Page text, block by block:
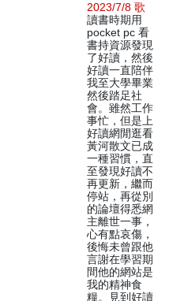
2023/7/8 歌
讀書時期用
pocket pc 看
書持資源發現
了好讀，然後
好讀一直陪伴
我至大學畢業
然後踏足社
會。雖然工作
事忙，但是上
好讀網閒逛看
黃河散文已成
一種習慣，直
至發現好讀不
再更新，繼而
停站，再從別
的論壇得悉網
主離世一事，
心有點哀傷，
後悔未曾跟他
言謝在學習期
間他的網站是
我的精神食
糧。見到好讀